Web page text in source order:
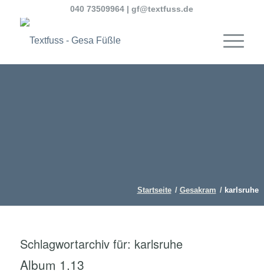
040 73509964 |gf@textfuss.de
Startseite / Gesakram / karlsruhe
Schlagwortarchiv für: karlsruhe
Album 1.13